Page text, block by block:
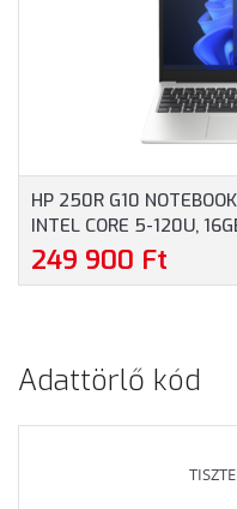
HP 250R G10
INTEL CORE 5-120U,
BILLENTYŰZET,
EZÜSTSZÜRKE SZÍNBEN
249 900 Ft
Adattörlő kód